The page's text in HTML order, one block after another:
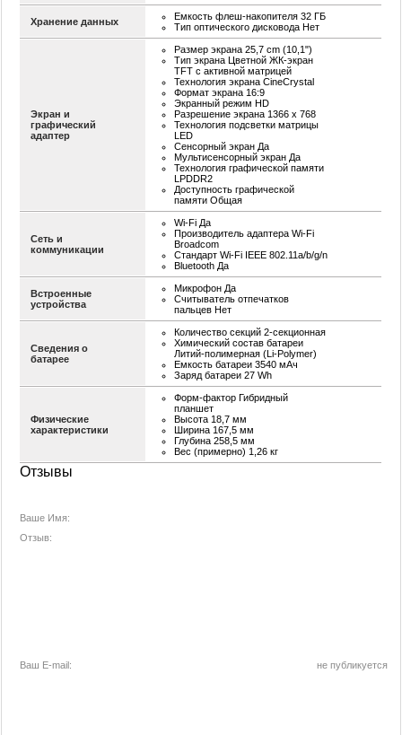
Хранение данных
Емкость флеш-накопителя 32 ГБ
Тип оптического дисковода Нет
Экран и
графический
адаптер
Размер экрана 25,7 cm (10,1")
Тип экрана Цветной ЖК-экран
TFT с активной матрицей
Технология экрана CineCrystal
Формат экрана 16:9
Экранный режим HD
Разрешение экрана 1366 x 768
Технология подсветки матрицы
LED
Сенсорный экран Да
Мультисенсорный экран Да
Технология графической памяти
LPDDR2
Доступность графической
памяти Общая
Сеть и
коммуникации
Wi-Fi Да
Производитель адаптера Wi-Fi
Broadcom
Стандарт Wi-Fi IEEE 802.11a/b/g/n
Bluetooth Да
Встроенные
устройства
Микрофон Да
Считыватель отпечатков
пальцев Нет
Сведения о
батарее
Количество секций 2-секционная
Химический состав батареи
Литий-полимерная (Li-Polymer)
Емкость батареи 3540 мАч
Заряд батареи 27 Wh
Физические
характеристики
Форм-фактор Гибридный
планшет
Высота 18,7 мм
Ширина 167,5 мм
Глубина 258,5 мм
Вес (примерно) 1,26 кг
Отзывы
Ваше Имя:
Отзыв:
не публикуется
Ваш E-mail: